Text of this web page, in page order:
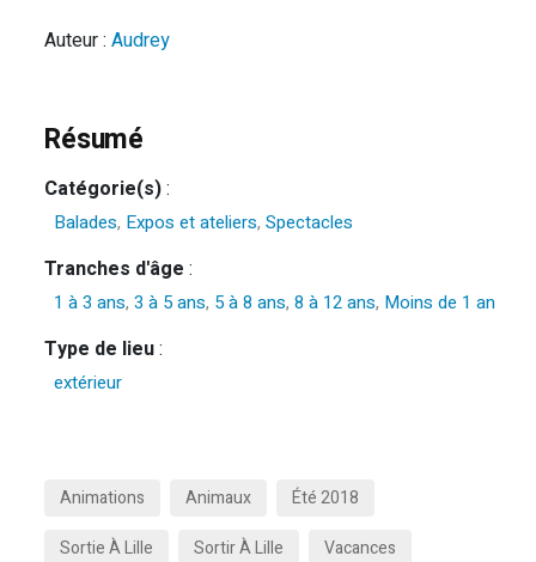
Auteur :Audrey
Résumé
Catégorie(s):
Balades, Expos et ateliers,Spectacles
Tranches d'âge :
1 à 3 ans,3 à 5 ans, 5 à 8 ans,8 à 12 ans, Moins de 1 an
Type de lieu:
extérieur
Animations Animaux
Été 2018
Sortie À Lille
Sortir À Lille
Vacances